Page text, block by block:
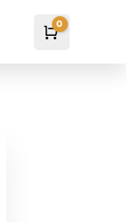
Carro
0